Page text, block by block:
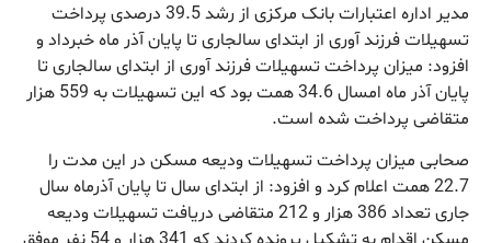
مدیر اداره اعتبارات بانک مرکزی از رشد 39.5 درصدی پرداخت
تسهیلات فرزند آوری از ابتدای سالجاری تا پایان آذر ماه خبرداد و
افزود: میزان پرداخت تسهیلات فرزند آوری از ابتدای سالجاری تا
پایان آذر ماه امسال 34.6 همت بود که این تسهیلات به 559 هزار
متقاضی پرداخت شده است.
صحابی میزان پرداخت تسهیلات ودیعه مسکن در این مدت را
22.7 همت اعلام کرد و افزود: از ابتدای سال تا پایان آذرماه سال
جاری تعداد 386 هزار و 212 متقاضی دریافت تسهیلات ودیعه